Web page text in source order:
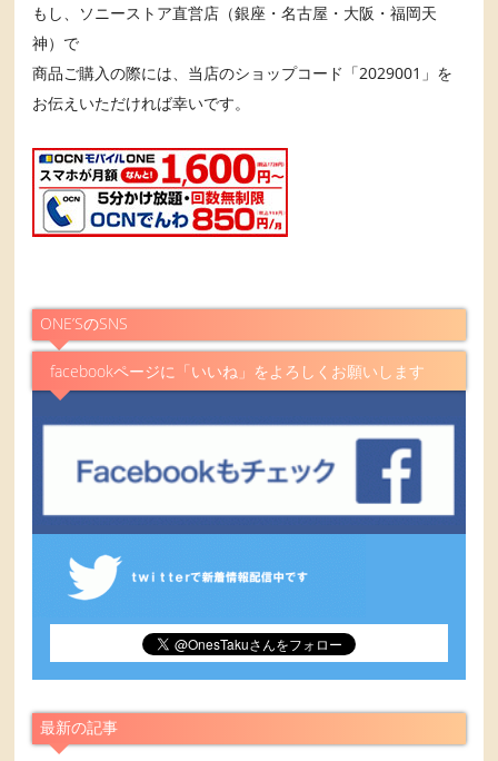
もし、ソニーストア直営店（銀座・名古屋・大阪・福岡天
神）で
商品ご購入の際には、当店のショップコード「2029001」を
お伝えいただければ幸いです。
ONE’SのSNS
facebookページに「いいね」をよろしくお願いします
最新の記事